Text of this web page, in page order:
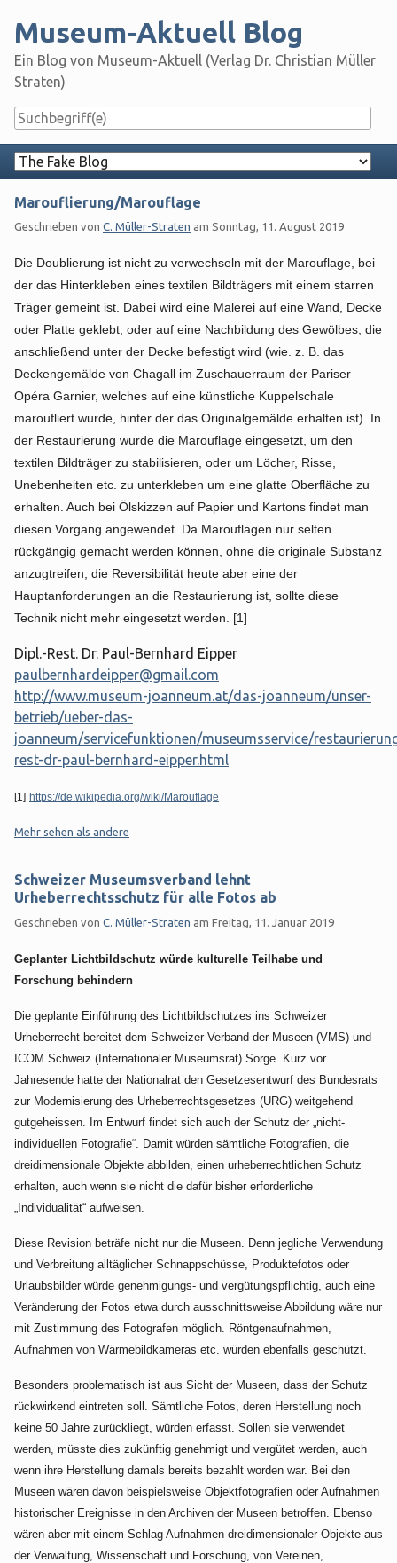
content
Museum-Aktuell Blog
Ein Blog von Museum-Aktuell (Verlag Dr. Christian Müller
Straten)
Navigation
Marouflierung/Marouflage
Geschrieben von C. Müller-Straten am Sonntag, 11. August 2019
Die Doublierung ist nicht zu verwechseln mit der Marouflage, bei
der das Hinterkleben eines textilen Bildträgers mit einem starren
Träger gemeint ist. Dabei wird eine Malerei auf eine Wand, Decke
oder Platte geklebt, oder auf eine Nachbildung des Gewölbes, die
anschließend unter der Decke befestigt wird (wie. z. B. das
Deckengemälde von Chagall im Zuschauerraum der Pariser
Opéra Garnier, welches auf eine künstliche Kuppelschale
maroufliert wurde, hinter der das Originalgemälde erhalten ist). In
der Restaurierung wurde die Marouflage eingesetzt, um den
textilen Bildträger zu stabilisieren, oder um Löcher, Risse,
Unebenheiten etc. zu unterkleben um eine glatte Oberfläche zu
erhalten. Auch bei Ölskizzen auf Papier und Kartons findet man
diesen Vorgang angewendet. Da Marouflagen nur selten
rückgängig gemacht werden können, ohne die originale Substanz
anzugtreifen, die Reversibilität heute aber eine der
Hauptanforderungen an die Restaurierung ist, sollte diese
Technik nicht mehr eingesetzt werden. [1]
Dipl.-Rest. Dr. Paul-Bernhard Eipper
paulbernhardeipper@gmail.com
http://www.museum-joanneum.at/das-joanneum/unser-
betrieb/ueber-das-
joanneum/servicefunktionen/museumsservice/
rest-dr-paul-bernhard-eipper.html
[1] https://de.wikipedia.org/wiki/Marouflage
Kategorien:
Mehr sehen als andere
Schweizer Museumsverband lehnt
Urheberrechtsschutz für alle Fotos ab
Geschrieben von C. Müller-Straten am Freitag, 11. Januar 2019
Geplanter Lichtbildschutz würde kulturelle Teilhabe und
Forschung behindern
Die geplante Einführung des Lichtbildschutzes ins Schweizer
Urheberrecht bereitet dem Schweizer Verband der Museen (VMS) und
ICOM Schweiz (Internationaler Museumsrat) Sorge. Kurz vor
Jahresende hatte der Nationalrat den Gesetzesentwurf des Bundesrats
zur Modernisierung des Urheberrechtsgesetzes (URG) weitgehend
gutgeheissen. Im Entwurf findet sich auch der Schutz der „nicht-
individuellen Fotografie“. Damit würden sämtliche Fotografien, die
dreidimensionale Objekte abbilden, einen urheberrechtlichen Schutz
erhalten, auch wenn sie nicht die dafür bisher erforderliche
„Individualität“ aufweisen.
Diese Revision beträfe nicht nur die Museen. Denn jegliche Verwendung
und Verbreitung alltäglicher Schnappschüsse, Produktefotos oder
Urlaubsbilder würde genehmigungs- und vergütungspflichtig, auch eine
Veränderung der Fotos etwa durch ausschnittsweise Abbildung wäre nur
mit Zustimmung des Fotografen möglich. Röntgenaufnahmen,
Aufnahmen von Wärmebildkameras etc. würden ebenfalls geschützt.
Besonders problematisch ist aus Sicht der Museen, dass der Schutz
rückwirkend eintreten soll. Sämtliche Fotos, deren Herstellung noch
keine 50 Jahre zurückliegt, würden erfasst. Sollen sie verwendet
werden, müsste dies zukünftig genehmigt und vergütet werden, auch
wenn ihre Herstellung damals bereits bezahlt worden war. Bei den
Museen wären davon beispielsweise Objektfotografien oder Aufnahmen
historischer Ereignisse in den Archiven der Museen betroffen. Ebenso
wären aber mit einem Schlag Aufnahmen dreidimensionaler Objekte aus
der Verwaltung, Wissenschaft und Forschung, von Vereinen,